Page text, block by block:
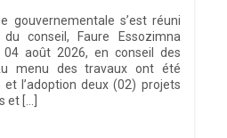
gouvernementale s’est réuni
conseil, Faure Essozimna
04 août 2026, en conseil des
menu des travaux ont été
et l’adoption deux (02) projets
et […]